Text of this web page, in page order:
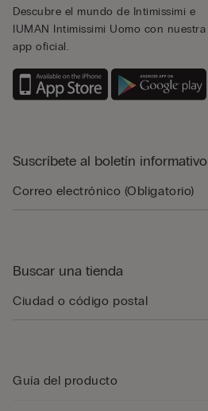
Descubre el mundo de Intimissimi e
IUMAN Intimissimi Uomo con nuestra
app oficial.
Suscríbete al boletín informativo
Buscar una tienda
Guía del producto